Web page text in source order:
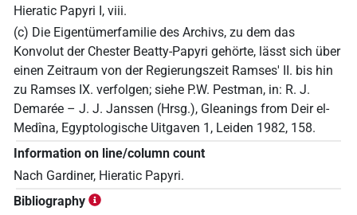
Hieratic Papyri I, viii.
(c) Die Eigentümerfamilie des Archivs, zu dem das
Konvolut der Chester Beatty-Papyri gehörte, lässt sich über
einen Zeitraum von der Regierungszeit Ramses' II. bis hin
zu Ramses IX. verfolgen; siehe P.W. Pestman, in: R. J.
Demarée – J. J. Janssen (Hrsg.), Gleanings from Deir el-
Medîna, Egyptologische Uitgaven 1, Leiden 1982, 158.
Information on line/column count
Nach Gardiner, Hieratic Papyri.
Bibliography